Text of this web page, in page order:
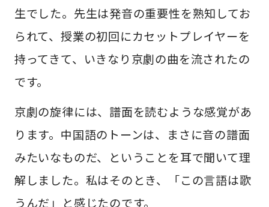
生でした。先生は発音の重要性を熟知してお
られて、授業の初回にカセットプレイヤーを
持ってきて、いきなり京劇の曲を流されたの
です。
京劇の旋律には、譜面を読むような感覚があ
ります。中国語のトーンは、まさに音の譜面
みたいなものだ、ということを耳で聞いて理
解しました。私はそのとき、「この言語は歌
うんだ」と感じたのです。